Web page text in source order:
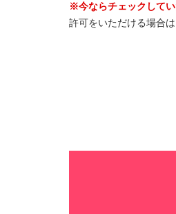
※今ならチェックして
許可をいただける場合